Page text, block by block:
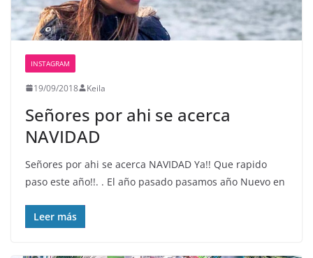
INSTAGRAM
19/09/2018 Keila
Señores por ahi se acerca
NAVIDAD
Señores por ahi se acerca NAVIDAD Ya!! Que rapido
paso este año!!. . El año pasado pasamos año Nuevo en
Leer más